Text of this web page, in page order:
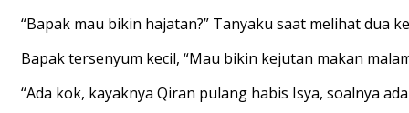
“Bapak mau bikin hajatan?” Tanyaku saat melihat dua
Bapak tersenyum kecil, “Mau bikin kejutan makan
“Ada kok, kayaknya Qiran pulang habis Isya, soalnya